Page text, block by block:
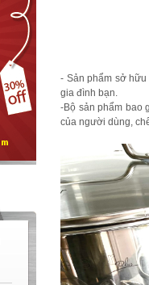
- Sản phẩm sở
gia đình bạn.
-Bộ sản phẩm bao
của người dùng,